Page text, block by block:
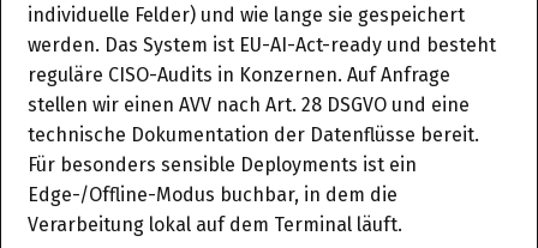
individuelle Felder) und wie lange sie gespeichert
werden. Das System ist EU-AI-Act-ready und besteht
reguläre CISO-Audits in Konzernen. Auf Anfrage
stellen wir einen AVV nach Art. 28 DSGVO und eine
technische Dokumentation der Datenflüsse bereit.
Für besonders sensible Deployments ist ein
Edge-/Offline-Modus buchbar, in dem die
Verarbeitung lokal auf dem Terminal läuft.